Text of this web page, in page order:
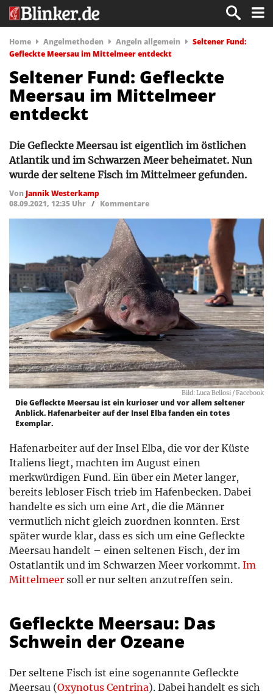
Home Angelmethoden Angeln allgemein
Seltener Fund:
Gefleckte Meersau im Mittelmeer entdeckt
Seltener Fund: Gefleckte
Meersau im Mittelmeer
entdeckt
Die Gefleckte Meersau ist eigentlich im östlichen
Atlantik und im Schwarzen Meer beheimatet. Nun
wurde der seltene Fisch im Mittelmeer gefunden.
Von Jannik Westerkamp
08.09.2021, 12:35 Uhr / Kommentare
Bild: Luca Bellosi / Facebook
Die Gefleckte Meersau ist ein kurioser und vor allem seltener
Anblick. Hafenarbeiter auf der Insel Elba fanden ein totes
Exemplar.
Hafenarbeiter auf der Insel Elba, die vor der Küste
Italiens liegt, machten im August einen
merkwürdigen Fund. Ein über ein Meter langer,
bereits lebloser Fisch trieb im Hafenbecken. Dabei
handelte es sich um eine Art, die die Männer
vermutlich nicht gleich zuordnen konnten. Erst
später wurde klar, dass es sich um eine Gefleckte
Meersau handelt – einen seltenen Fisch, der im
Ostatlantik und im Schwarzen Meer vorkommt. Im
Mittelmeer soll er nur selten anzutreffen sein.
Gefleckte Meersau: Das
Schwein der Ozeane
Der seltene Fisch ist eine sogenannte Gefleckte
Meersau (Oxynotus Centrina). Dabei handelt es sich